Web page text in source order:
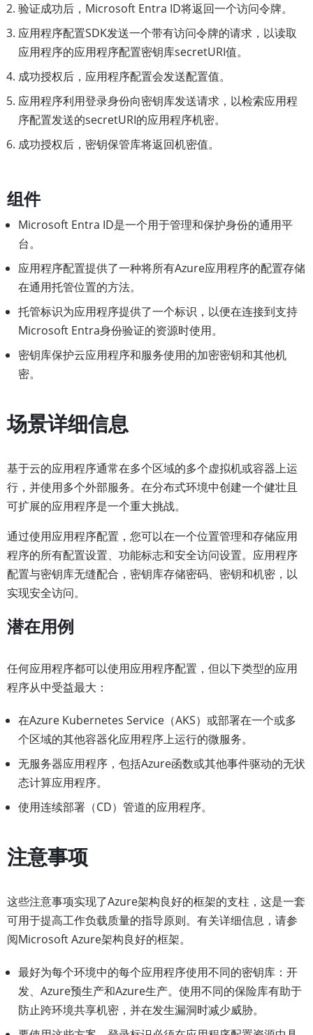
验证成功后，Microsoft Entra ID将返回一个访问令牌。
应用程序配置SDK发送一个带有访问令牌的请求，以读取
应用程序的应用程序配置密钥库secretURI值。
成功授权后，应用程序配置会发送配置值。
应用程序利用登录身份向密钥库发送请求，以检索应用程
序配置发送的secretURI的应用程序机密。
成功授权后，密钥保管库将返回机密值。
组件
Microsoft Entra ID是一个用于管理和保护身份的通用平
台。
应用程序配置提供了一种将所有Azure应用程序的配置存储
在通用托管位置的方法。
托管标识为应用程序提供了一个标识，以便在连接到支持
Microsoft Entra身份验证的资源时使用。
密钥库保护云应用程序和服务使用的加密密钥和其他机
密。
场景详细信息
基于云的应用程序通常在多个区域的多个虚拟机或容器上运
行，并使用多个外部服务。在分布式环境中创建一个健壮且
可扩展的应用程序是一个重大挑战。
通过使用应用程序配置，您可以在一个位置管理和存储应用
程序的所有配置设置、功能标志和安全访问设置。应用程序
配置与密钥库无缝配合，密钥库存储密码、密钥和机密，以
实现安全访问。
潜在用例
任何应用程序都可以使用应用程序配置，但以下类型的应用
程序从中受益最大：
在Azure Kubernetes Service（AKS）或部署在一个或多
个区域的其他容器化应用程序上运行的微服务。
无服务器应用程序，包括Azure函数或其他事件驱动的无状
态计算应用程序。
使用连续部署（CD）管道的应用程序。
注意事项
这些注意事项实现了Azure架构良好的框架的支柱，这是一套
可用于提高工作负载质量的指导原则。有关详细信息，请参
阅Microsoft Azure架构良好的框架。
最好为每个环境中的每个应用程序使用不同的密钥库：开
发、Azure预生产和Azure生产。使用不同的保险库有助于
防止跨环境共享机密，并在发生漏洞时减少威胁。